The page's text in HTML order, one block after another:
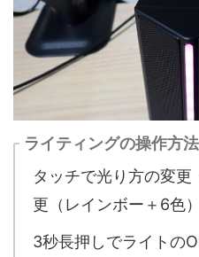
ライティングの操作方法
タッチで光り方の変
更（レインボー＋6色）
3秒長押しでライトの